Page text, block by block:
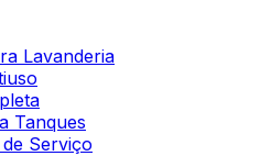
Lavanderia
Tanques
Serviço